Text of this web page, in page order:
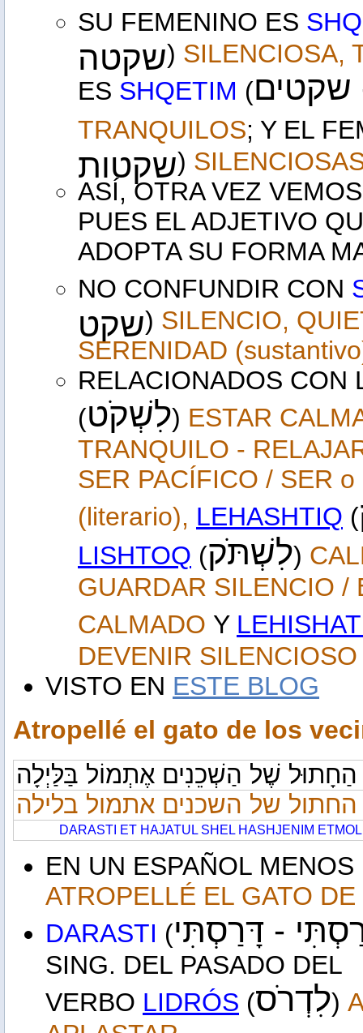
SU FEMENINO ES
שקטה) SILENCIOSA,
ES SHQETIM (שקטים
TRANQUILOS; Y EL
שקטות)
ASÍ, OTRA VEZ VEMOS
PUES EL ADJETIVO
ADOPTA SU FORMA
NO CONFUNDIR CON
שקט) SILENCIO,
SERENIDAD
RELACIONADOS CON
(לִשְׁקֹט) ESTAR
TRANQUILO -
SER PACÍFICO / SER
(literario), LEHASHTIQ (
LISHTOQ (לִשְׁתֹּק)
GUARDAR SILENCIO /
CALMADO Y
DEVENIR
VISTO EN ESTE BLOG
Atropellé el gato de los
שֶׁל הַשְׁכֵנִים אֶתְמוֹל בַּלַּיְלָה
של השכנים אתמול בלילה
DARASTI ET HAJATUL SHEL HASHJENIM
EN UN ESPAÑOL
ATROPELLÉ EL GATO
DARASTI ( - דָּרַסְתִּי
SING. DEL PASADO DEL
VERBO LIDRÓS (לִדְרֹס)